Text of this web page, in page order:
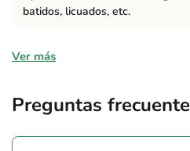
batidos, licuados, etc.
Ingredientes
Alérgenos
Contiene:Puede contener trazas
Ver más
Preguntas